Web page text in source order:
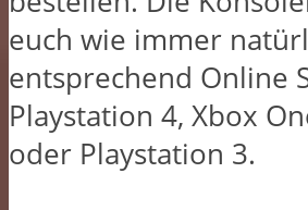
euch wie immer
entsprechend Online
Playstation 4, Xbox
oder Playstation 3.